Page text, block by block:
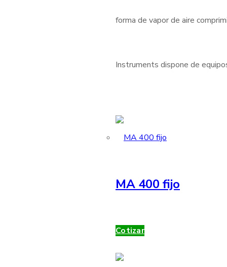
forma de vapor de aire
Instruments dispone de
MA 400 fijo
Cotizar